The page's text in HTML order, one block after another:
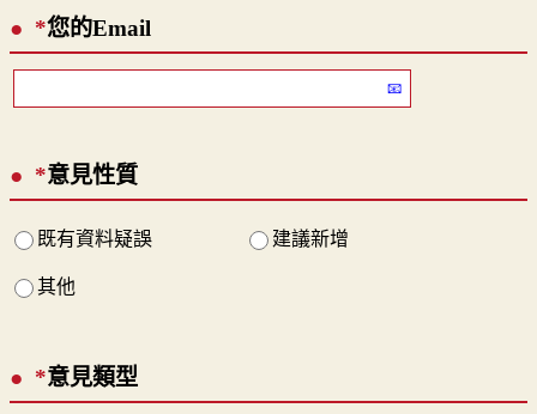
*您的Email
*意見性質
既有資料疑誤 建議新增
其他
*意見類型